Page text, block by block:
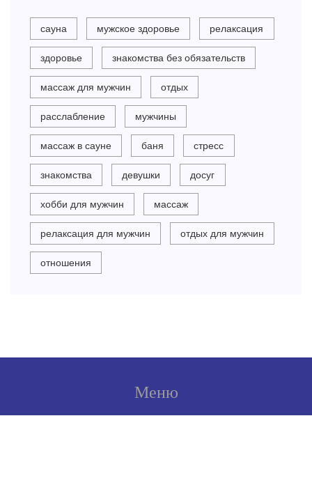
сауна мужское здоровье релаксация
здоровье знакомства без обязательств
массаж для мужчин отдых
расслабление мужчины
массаж в сауне баня стресс
знакомства девушки досуг
хобби для мужчин массаж
релаксация для мужчин отдых для мужчин
отношения
Меню
О нас